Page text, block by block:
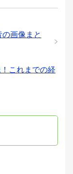
画像まと
これまでの経